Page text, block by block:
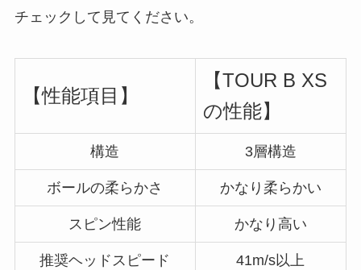
チェックして見てください。
【性能項目】
【TOUR B XS
の性能】
構造 3層構造
ボールの柔らかさ かなり柔らかい
スピン性能 かなり高い
推奨ヘッドスピード 41m/s以上